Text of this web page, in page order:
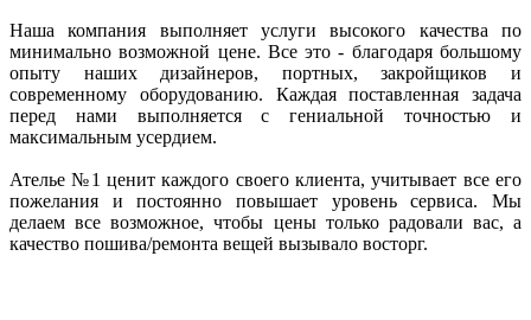
Наша компания выполняет услуги высокого качества по
минимально возможной цене. Все это - благодаря большому
опыту наших дизайнеров, портных, закройщиков и
современному оборудованию. Каждая поставленная задача
перед нами выполняется с гениальной точностью и
максимальным усердием.
Ателье №1 ценит каждого своего клиента, учитывает все его
пожелания и постоянно повышает уровень сервиса. Мы
делаем все возможное, чтобы цены только радовали вас, а
качество пошива/ремонта вещей вызывало восторг.